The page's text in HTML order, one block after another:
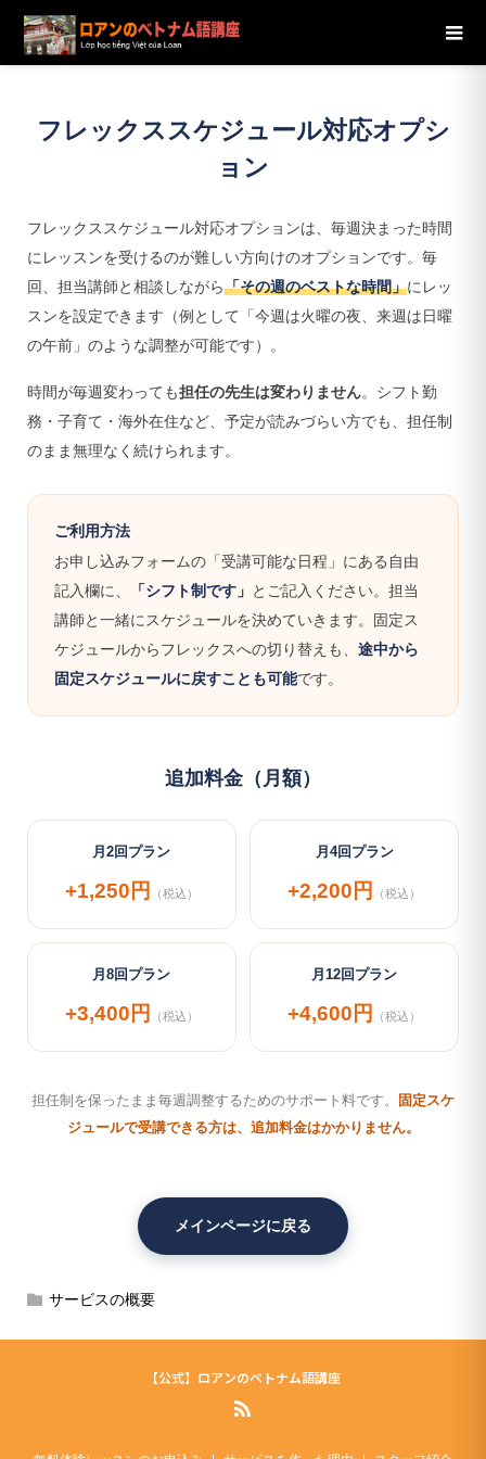
ブログ
ションとは？
フレックススケジュール対応オプシ
ョン
フレックススケジュール対応オプションは、毎週決まった時間
にレッスンを受けるのが難しい方向けのオプションです。毎
回、担当講師と相談しながら「その週のベストな時間」にレッ
スンを設定できます（例として「今週は火曜の夜、来週は日曜
の午前」のような調整が可能です）。
時間が毎週変わっても担任の先生は変わりません。シフト勤
務・子育て・海外在住など、予定が読みづらい方でも、担任制
のまま無理なく続けられます。
ご利用方法
お申し込みフォームの「受講可能な日程」にある自由
記入欄に、
「シフト制です」 とご記入ください。担当
講師と一緒にスケジュールを決めていきます。固定ス
ケジュールからフレックスへの切り替えも、 途中から
固定スケジュールに戻すことも可能です。
追加料金（月額）
月2回プラン
+1,250円 （税込）
月4回プラン
+2,200円 （税込）
月8回プラン
+3,400円 （税込）
月12回プラン
+4,600円 （税込）
担任制を保ったまま毎週調整するためのサポート料です。
固定スケ
ジュールで受講できる方は、追加料金はかかりません。
メインページに戻る
サービスの概要
【公式】ロアンのベトナム語講座